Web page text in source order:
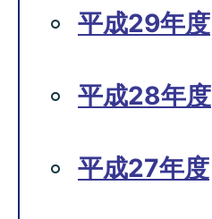
平成29年度
平成28年度
平成27年度